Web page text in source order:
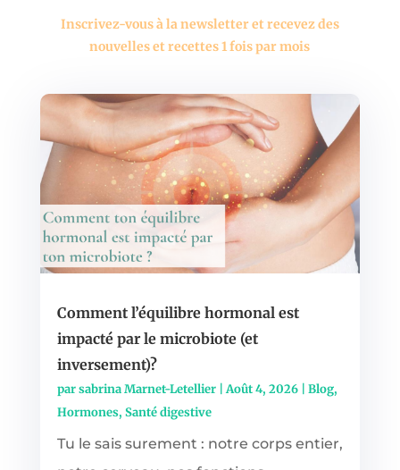
Inscrivez-vous à la newsletter et recevez des
nouvelles et recettes 1 fois par mois
Comment l’équilibre hormonal est
impacté par le microbiote (et
inversement)?
parsabrina Marnet-Letellier|Août 4, 2026| Blog,
Hormones, Santé digestive
Tu le sais surement : notre corps entier,